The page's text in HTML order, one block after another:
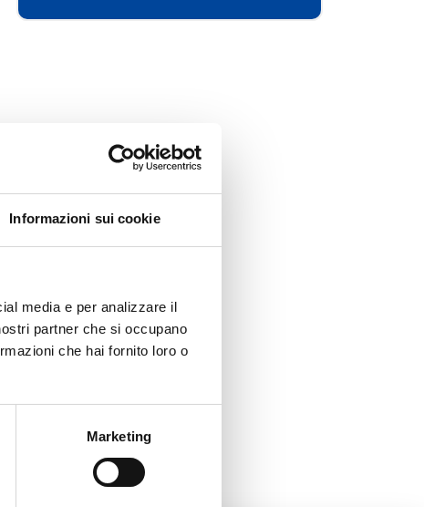
Informazioni sui cookie
media e per analizzare il
partner che si occupano
che hai fornito loro o
Marketing